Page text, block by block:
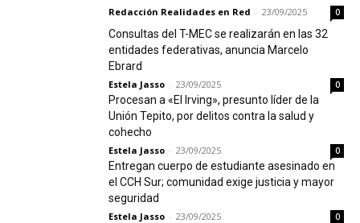
Redacción Realidades en Red - 23/09/2025 0
Consultas del T-MEC se realizarán en las 32
entidades federativas, anuncia Marcelo
Ebrard
Estela Jasso - 23/09/2025 0
Procesan a «El Irving», presunto líder de la
Unión Tepito, por delitos contra la salud y
cohecho
Estela Jasso - 23/09/2025 0
Entregan cuerpo de estudiante asesinado en
el CCH Sur; comunidad exige justicia y mayor
seguridad
Estela Jasso - 23/09/2025 0